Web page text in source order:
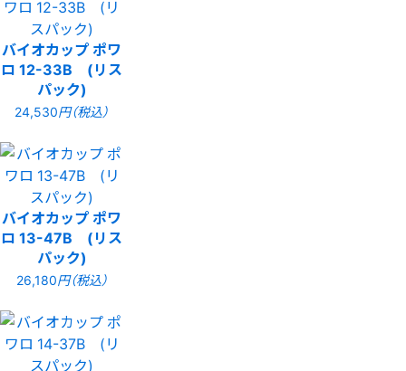
バイオカップ ポワ
ロ 12-33B (リス
パック)
24,530円（税込）
バイオカップ ポワ
ロ 13-47B (リス
パック)
26,180円（税込）